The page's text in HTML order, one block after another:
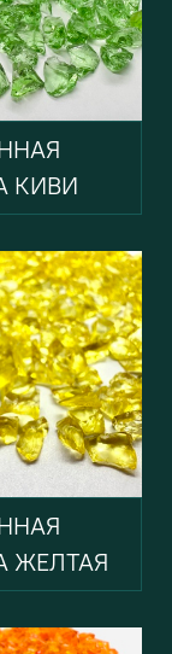
КИВИ
ЖЕЛТАЯ